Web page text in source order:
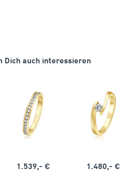
Dich auch interessieren
1.539,- € 1.480,- €